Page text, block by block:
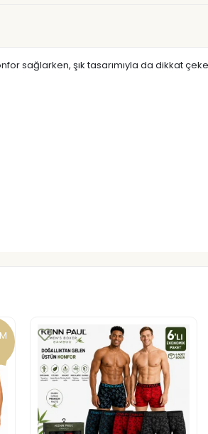
sağlarken, şık tasarımıyla da dikkat